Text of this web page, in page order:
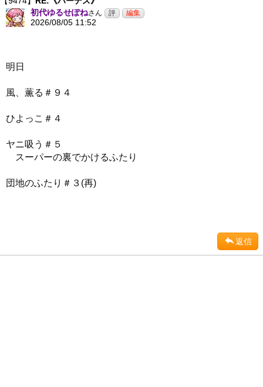
初代ゆるせぽねさん
2026/08/05 11:52
明日
風、薫る＃９４
ひよっこ＃４
ヤニ吸う＃５
スーパーの裏でかけるふたり
団地のふたり＃３(再)
返信